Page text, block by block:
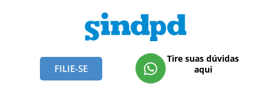
FILIE-SE
Tire suas dúvidas
aqui